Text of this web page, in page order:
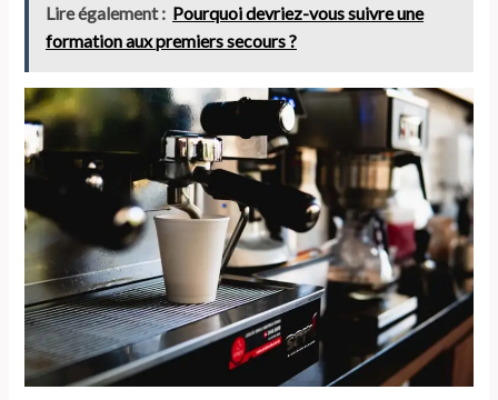
Lire également : Pourquoi devriez-vous suivre une
formation aux premiers secours ?